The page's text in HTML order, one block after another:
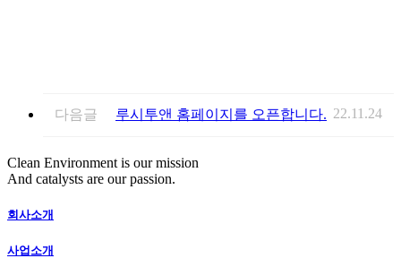
다음글 루시투앤 홈페이지를 오픈합니다. 22.11.24
Clean Environment is our mission
And catalysts are our passion.
회사소개
사업소개